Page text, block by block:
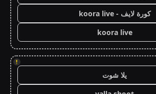
كورة لايف - koora live
koora live
!
يلا شوت